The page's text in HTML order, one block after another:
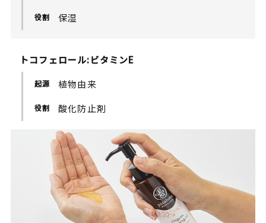
保湿
トコフェロール:ビタミンE
植物由来
酸化防止剤